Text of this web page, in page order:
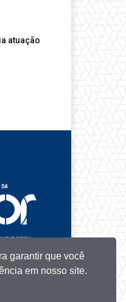
atuação
garantir que você
em nosso site.